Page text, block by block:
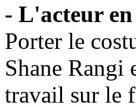
- L'acteur
Porter le
Shane Rangi
travail sur le